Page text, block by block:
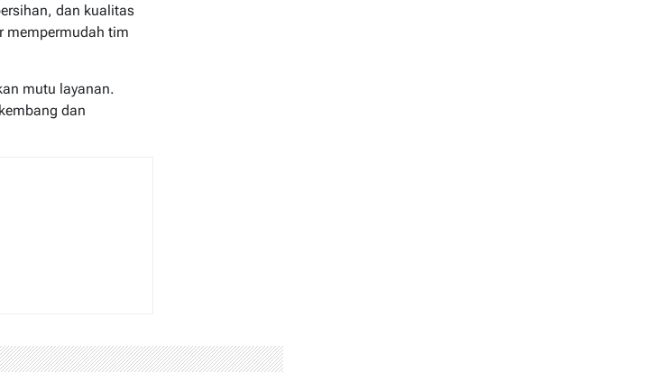
dan kualitas
mempermudah tim
mutu layanan.
dan